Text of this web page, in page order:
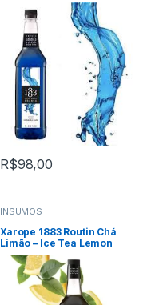
R$98,00
INSUMOS
Xarope 1883 Routin Chá
Limão – Ice Tea Lemon
1000ml